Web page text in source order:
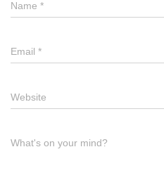
Name *
Email *
Website
What's on your mind?